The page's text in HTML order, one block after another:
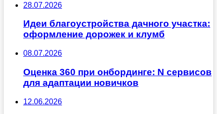
28.07.2026
Идеи благоустройства дачного участка:
оформление дорожек и клумб
08.07.2026
Оценка 360 при онбординге: N сервисов
для адаптации новичков
12.06.2026